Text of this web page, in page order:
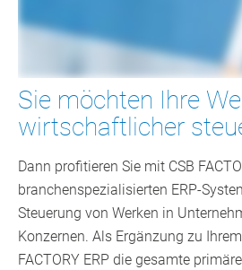
Sie möchten Ihre
wirtschaftlicher
Dann profitieren Sie mit CSB
branchenspezialisierten ERP-
Steuerung von Werken in
Konzernen. Als Ergänzung zu
FACTORY ERP die gesamte